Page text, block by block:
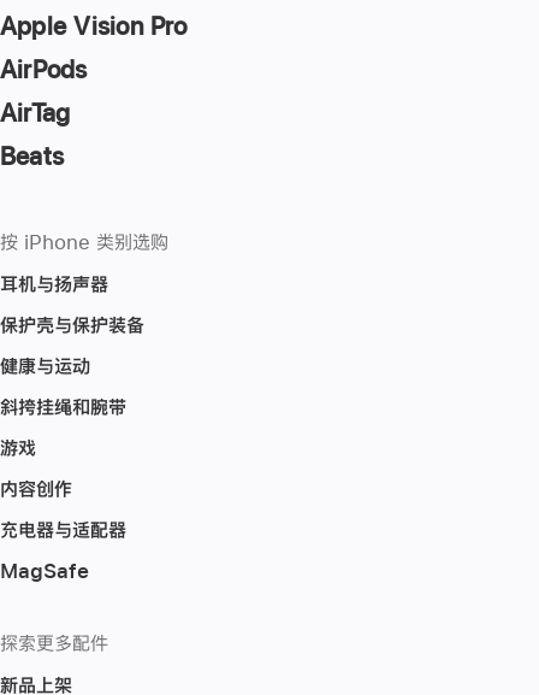
Apple Vision Pro
AirPods
AirTag
Beats
按 iPhone 类别选购
耳机与扬声器
保护壳与保护装备
健康与运动
斜挎挂绳和腕带
游戏
内容创作
充电器与适配器
MagSafe
探索更多配件
新品上架